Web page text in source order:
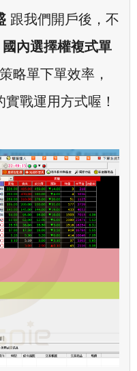
跟我們開戶後 ，不
國內選擇權複式單
略單下單效率，
實戰運用方式喔！